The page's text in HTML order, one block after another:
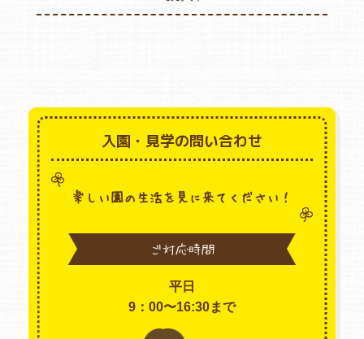
入園・見学の問い合わせ
楽しい園の生活を見に来てください！
ご対応時間
平日
9：00〜16:30まで